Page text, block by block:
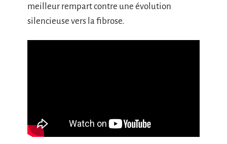
meilleur rempart contre une évolution
silencieuse vers la fibrose.